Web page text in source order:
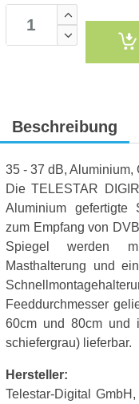
Beschreibung
35 - 37 dB, Aluminium,
Die TELESTAR
Aluminium gefertigte
zum Empfang von
Spiegel werden
Masthalterung und
Feeddurchmesser
60cm und 80cm und
schiefergrau) lieferbar.
Hersteller:
Telestar-Digital